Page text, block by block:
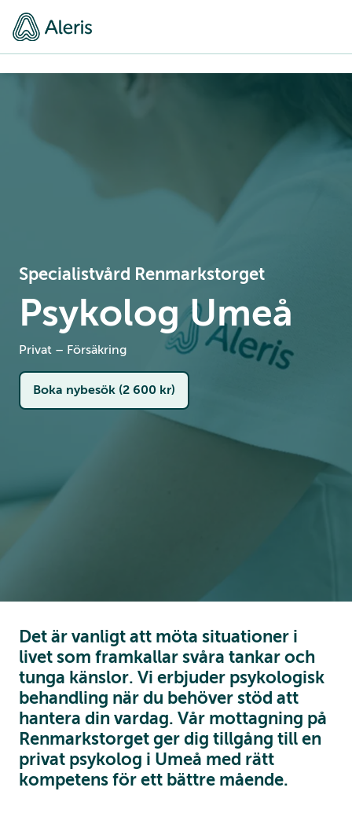
Specialistvård Renmarkstorget
Psykolog Umeå
Privat – Försäkring
Boka nybesök (2 600 kr)
Det är vanligt att möta situationer i
livet som framkallar svåra tankar och
tunga känslor. Vi erbjuder psykologisk
behandling när du behöver stöd att
hantera din vardag. Vår mottagning på
Renmarkstorget ger dig tillgång till en
privat psykolog i Umeå med rätt
kompetens för ett bättre mående.